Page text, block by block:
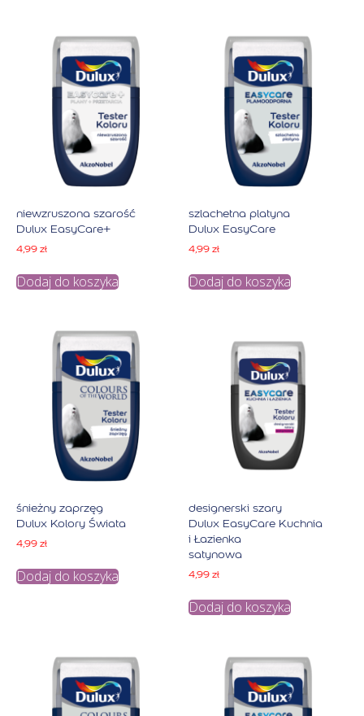
niewzruszona szarość
Dulux EasyCare+
4,99 zł
Dodaj do koszyka
szlachetna platyna
Dulux EasyCare
4,99zł
Dodaj do koszyka
śnieżny zaprzęg
Dulux Kolory Świata
4,99 zł
Dodaj do koszyka
designerski szary
Dulux EasyCare Kuchnia
i Łazienka
satynowa
4,99zł
Dodaj do koszyka